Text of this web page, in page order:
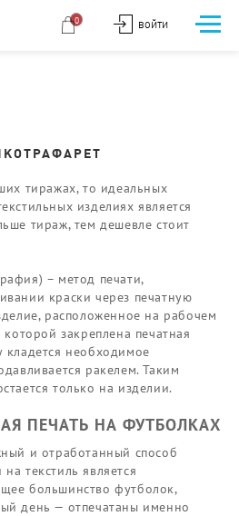
ВОЙТИ
0
тиражах, то идеальных
изделиях является
тираж, тем дешевле стоит
– метод печати,
краски через печатную
расположенное на рабочем
закреплена печатная
необходимое
ракелем. Таким
только на изделии.
ПЕЧАТЬ НА ФУТБОЛКАХ
и отработанный способ
текстиль является
большинство футболок,
день — отпечатаны именно